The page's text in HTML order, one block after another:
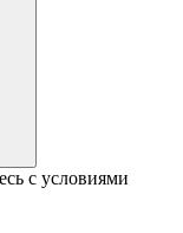
с условиями